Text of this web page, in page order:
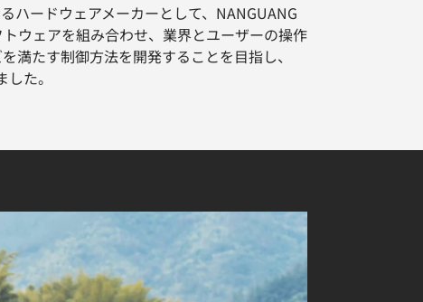
ハードウェアメーカーとして、NANGUANG
ウェアを組み合わせ、業界とユーザーの操作
満たす制御方法を開発することを目指し、
た。